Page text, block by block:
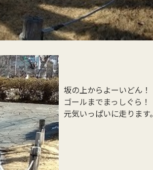
坂の上からよーいどん！
ゴールまでまっしぐら！
元気いっぱいに走ります。